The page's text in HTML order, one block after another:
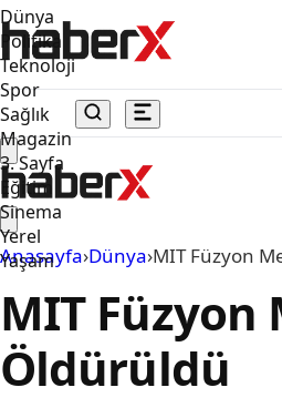
Dünya
Politika
Teknoloji
Spor
Sağlık
Magazin
3. Sayfa
Eğitim
Sinema
Yerel
Yaşam
Anasayfa›Dünya›MIT Füzyon
MIT
Öldürüldü